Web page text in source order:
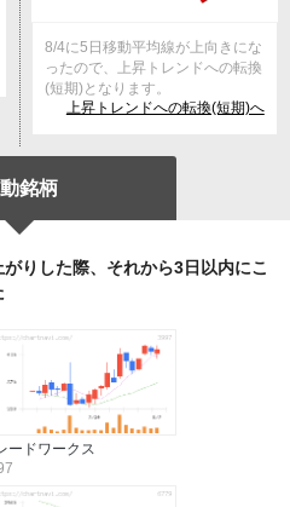
8/4に5日移動平均線が上向きにな
ったので、上昇トレンドへの転換
(短期)となります。
上昇トレンドへの転換(短期)へ
銘柄
りした際、それから3日以内にこ
ードワークス